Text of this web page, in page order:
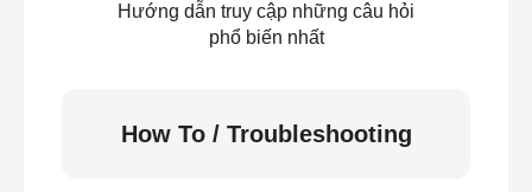
Hướng dẫn truy cập những câu hỏi
phổ biến nhất
How To / Troubleshooting